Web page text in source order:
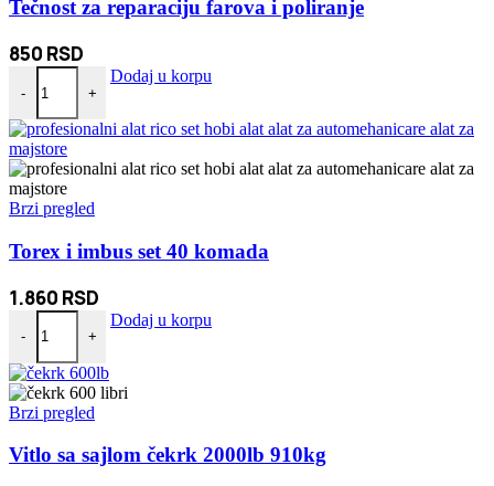
Tečnost za reparaciju farova i poliranje
850 RSD
-
Tečnost za reparaciju farova i poliranje količina
+
Dodaj u korpu
Brzi pregled
Torex i imbus set 40 komada
1.860 RSD
-
Torex i imbus set 40 komada količina
+
Dodaj u korpu
Brzi pregled
Vitlo sa sajlom čekrk 2000lb 910kg